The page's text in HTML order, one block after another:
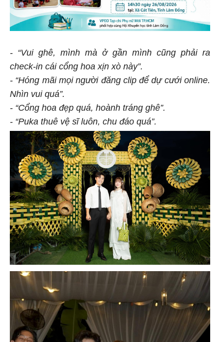
- “Vui ghê, mình mà ở gần mình cũng phải ra
check-in cái cổng hoa xịn xò này”.
- “Hóng mãi mọi người đăng clip để dự cưới online.
Nhìn vui quá”.
- “Cổng hoa đẹp quá, hoành tráng ghê”.
- “Puka thuê vệ sĩ luôn, chu đáo quá”.